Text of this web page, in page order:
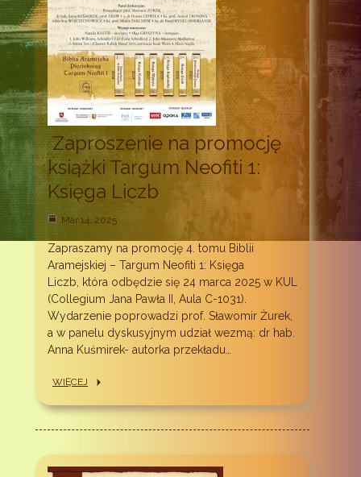
Zaproszenie na promocję
książki Targum Neofiti 1:
Księga Liczb
Mar 14, 2025
Zapraszamy na promocję 4. tomu Biblii
Aramejskiej – Targum Neofiti 1: Księga
Liczb, która odbędzie się 24 marca 2025 w KUL
(Collegium Jana Pawła II, Aula C-1031).
Wydarzenie poprowadzi prof. Sławomir Żurek,
a w panelu dyskusyjnym udział wezmą: dr hab.
Anna Kuśmirek- autorka przekładu…
WIĘCEJ